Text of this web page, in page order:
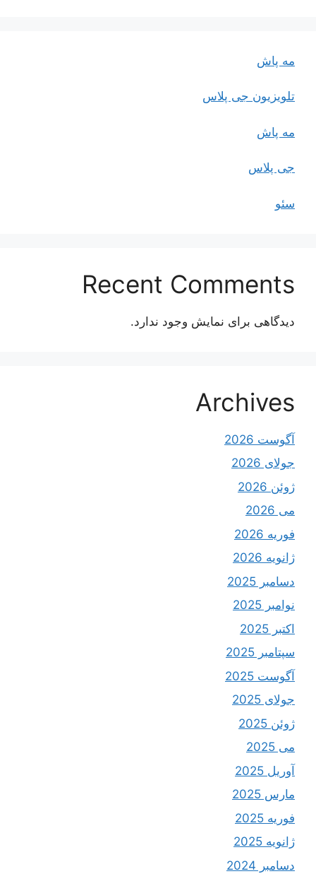
مه پاش
تلویزیون جی پلاس
مه پاش
جی پلاس
سئو
Recent Comments
دیدگاهی برای نمایش وجود ندارد.
Archives
آگوست 2026
جولای 2026
ژوئن 2026
می 2026
فوریه 2026
ژانویه 2026
دسامبر 2025
نوامبر 2025
اکتبر 2025
سپتامبر 2025
آگوست 2025
جولای 2025
ژوئن 2025
می 2025
آوریل 2025
مارس 2025
فوریه 2025
ژانویه 2025
دسامبر 2024